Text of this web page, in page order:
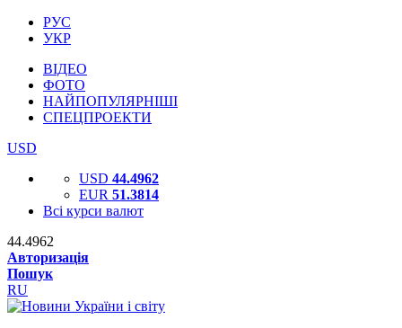
РУС
УКР
ВІДЕО
ФОТО
НАЙПОПУЛЯРНІШІ
СПЕЦПРОЕКТИ
USD
USD 44.4962
EUR 51.3814
Всі курси валют
44.4962
Авторизація
Пошук
RU